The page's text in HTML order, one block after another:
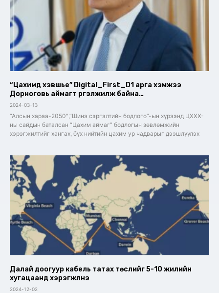
“Цахимд хэвшье” Digital_First_D1 арга хэмжээ
Дорноговь аймагт үргэлжилж байна…
2024-03-13
“Алсын хараа-2050″,”Шинэ сэргэлтийн бодлого”-ын хүрээнд ЦХХХ-
ны сайдын баталсан “Цахим аймаг” бодлогын зөвлөмжийн
хэрэгжилтийг хангах, бүх нийтийн цахим ур чадварыг дээшлүүлэх
Далай доогуур кабель татах төслийг 5-10 жилийн
хугацаанд хэрэгжүүлнэ
2024-12-02